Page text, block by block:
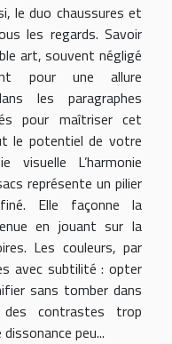
le duo chaussures et
les regards. Savoir
art, souvent négligé
pour une allure
les paragraphes
pour maîtriser cet
le potentiel de votre
visuelle L’harmonie
représente un pilier
Elle façonne la
en jouant sur la
Les couleurs, par
avec subtilité : opter
sans tomber dans
contrastes trop
peu...